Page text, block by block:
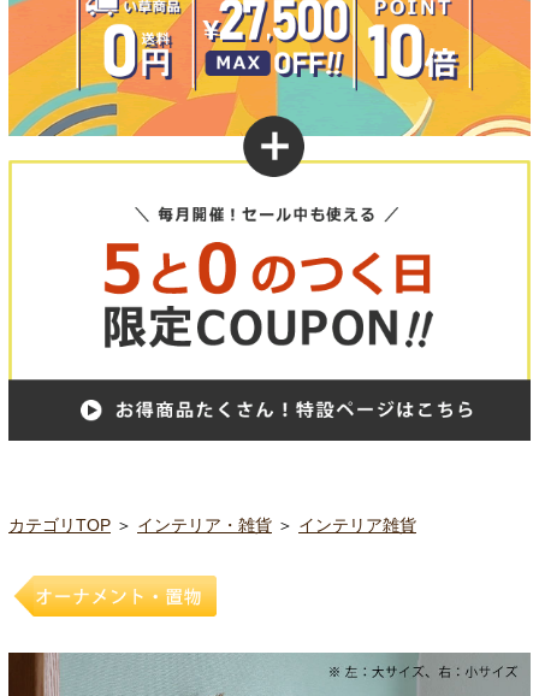
カテゴリTOP ＞ インテリア・雑貨 ＞ インテリア雑貨